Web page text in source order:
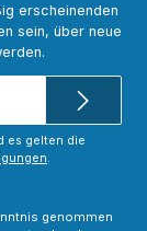
erscheinenden
sein, über neue
es gelten die
.
genommen